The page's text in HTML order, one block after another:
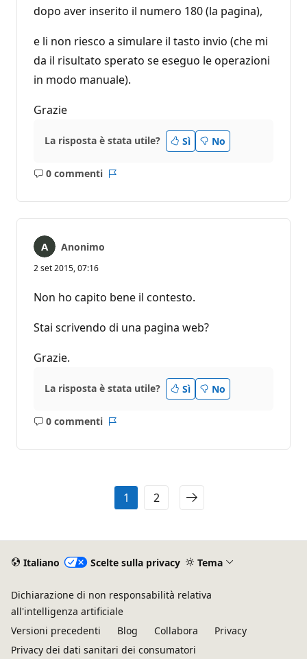
dopo aver inserito il numero 180 (la pagina),
e li non riesco a simulare il tasto invio (che mi
da il risultato sperato se eseguo le operazioni
in modo manuale).
Grazie
La risposta è stata utile? Sì No
0 commenti
Nessun
Anonimo
2 set 2015, 07:16
Non ho capito bene il contesto.
Stai scrivendo di una pagina web?
Grazie.
La risposta è stata utile? Sì No
0 commenti
Nessun
1 2
Italiano Scelte sulla privacy Tema
Dichiarazione di non responsabilità relativa
all'intelligenza artificiale
Versioni precedenti
Blog Collabora
Privacy
Privacy dei dati sanitari dei consumatori